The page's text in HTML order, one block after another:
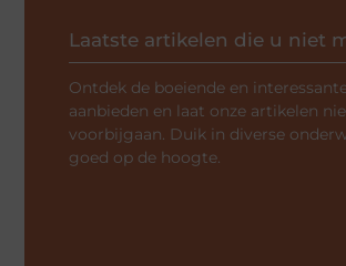
Laatste artikelen die u niet
Ontdek de boeiende en
aanbieden en laat onze artikelen
voorbijgaan. Duik in diverse
goed op de hoogte.